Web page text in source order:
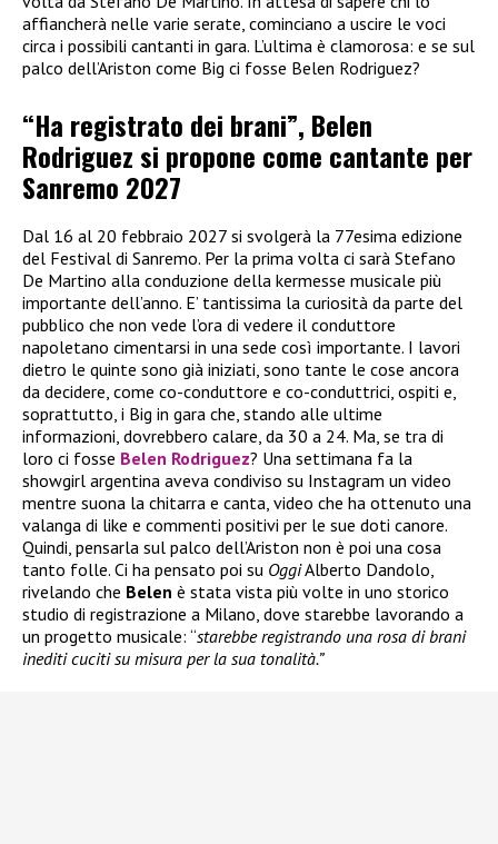
affiancherà nelle varie serate, cominciano a uscire le voci
circa i possibili cantanti in gara. L’ultima è clamorosa: e se sul
palco dell’Ariston come Big ci fosse Belen Rodriguez?
“Ha registrato dei brani”, Belen
Rodriguez si propone come cantante per
Sanremo 2027
Dal 16 al 20 febbraio 2027 si svolgerà la 77esima edizione
del Festival di Sanremo. Per la prima volta ci sarà Stefano
De Martino alla conduzione della kermesse musicale più
importante dell’anno. E’ tantissima la curiosità da parte del
pubblico che non vede l’ora di vedere il conduttore
napoletano cimentarsi in una sede così importante. I lavori
dietro le quinte sono già iniziati, sono tante le cose ancora
da decidere, come co-conduttore e co-conduttrici, ospiti e,
soprattutto, i Big in gara che, stando alle ultime
informazioni, dovrebbero calare, da 30 a 24. Ma, se tra di
loro ci fosse Belen Rodriguez? Una settimana fa la
showgirl argentina aveva condiviso su Instagram un video
mentre suona la chitarra e canta, video che ha ottenuto una
valanga di like e commenti positivi per le sue doti canore.
Quindi, pensarla sul palco dell’Ariston non è poi una cosa
tanto folle. Ci ha pensato poi su OggiAlberto Dandolo,
rivelando che Belen è stata vista più volte in uno storico
studio di registrazione a Milano, dove starebbe lavorando a
un progetto musicale: “starebbe registrando una rosa di brani
inediti cuciti su misura per la sua tonalità.”